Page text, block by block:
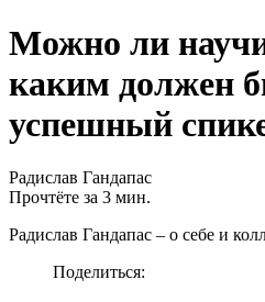
Можно ли
каким должен
успешный
Радислав Гандапас
Прочтёте за 3 мин.
Радислав Гандапас – о себе и
Поделиться: